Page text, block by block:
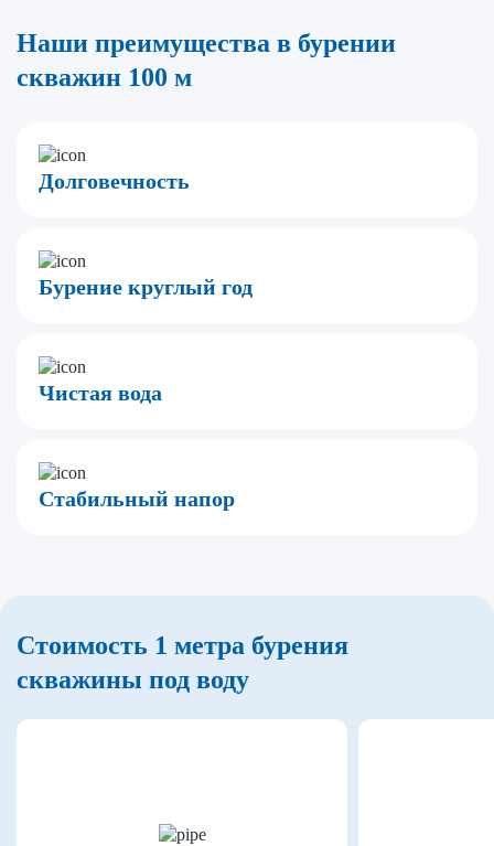
Наши преимущества в бурении
скважин 100 м
Долговечность
Бурение круглый год
Чистая вода
Стабильный напор
Стоимость 1 метра бурения
скважины под воду